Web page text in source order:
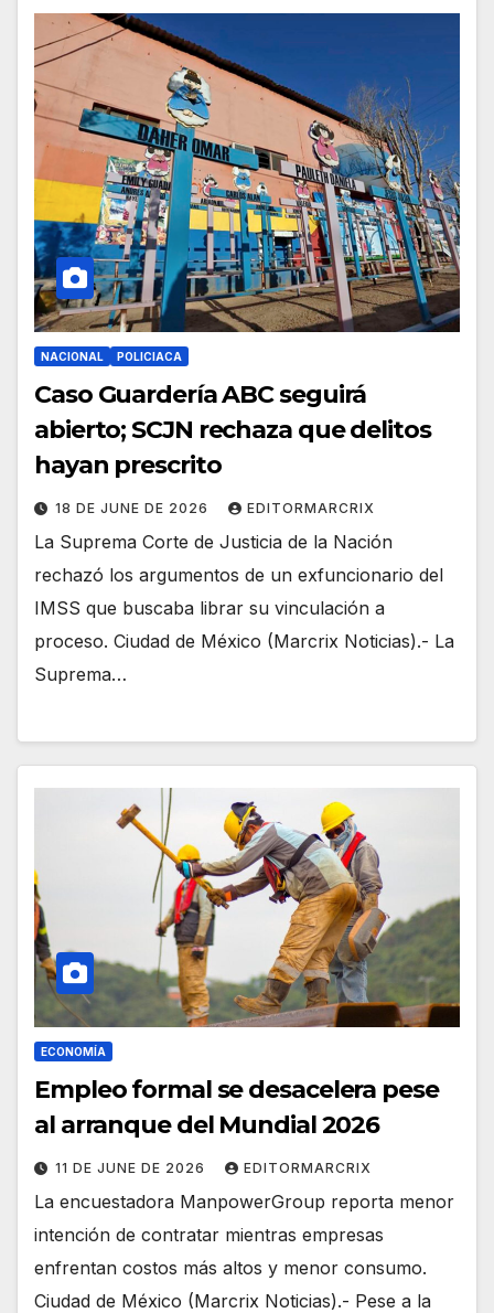
NACIONAL POLICIACA
Caso Guardería ABC seguirá
abierto; SCJN rechaza que delitos
hayan prescrito
18 DE JUNE DE 2026 EDITORMARCRIX
La Suprema Corte de Justicia de la Nación
rechazó los argumentos de un exfuncionario del
IMSS que buscaba librar su vinculación a
proceso. Ciudad de México (Marcrix Noticias).- La
Suprema…
ECONOMÍA
Empleo formal se desacelera pese
al arranque del Mundial 2026
11 DE JUNE DE 2026 EDITORMARCRIX
La encuestadora ManpowerGroup reporta menor
intención de contratar mientras empresas
enfrentan costos más altos y menor consumo.
Ciudad de México (Marcrix Noticias).- Pese a la